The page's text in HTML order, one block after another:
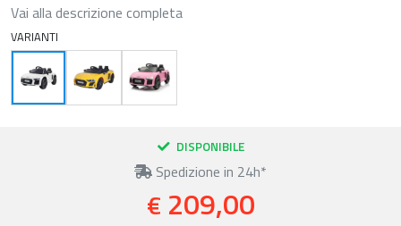
Vai alla descrizione completa
VARIANTI
DISPONIBILE
Spedizione in 24h*
€ 209,00